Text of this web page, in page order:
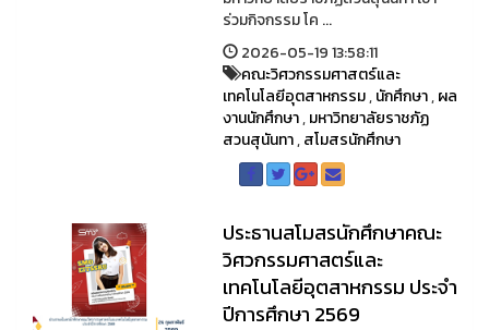
ร่วมกิจกรรม โค ...
2026-05-19 13:58:11
คณะวิศวกรรมศาสตร์และ
เทคโนโลยีอุตสาหกรรม,นักศึกษา,ผล
งานนักศึกษา,มหาวิทยาลัยราชภัฏ
สวนสุนันทา,สโมสรนักศึกษา
ประธานสโมสรนักศึกษาคณะ
วิศวกรรมศาสตร์และ
เทคโนโลยีอุตสาหกรรม ประจำ
ปีการศึกษา 2569